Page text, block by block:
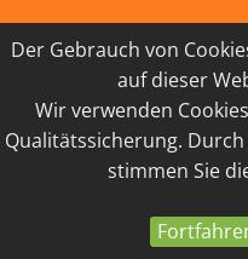
Der Gebrauch von
auf dieser
Wir verwenden
Qualitätssicherung.
stimmen Sie
© 2026
IMPRESSUM